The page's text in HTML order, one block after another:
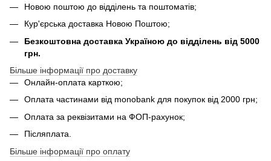
Новою поштою до відділень та поштоматів;
Кур'єрська доставка Новою Поштою;
Безкоштовна доставка Україною до відділень від 5000
грн.
Більше інформації про доставку
Онлайн-оплата карткою;
Оплата частинами від monobank для покупок від 2000 грн;
Оплата за реквізитами на ФОП-рахунок;
Післяплата.
Більше інформації про оплату